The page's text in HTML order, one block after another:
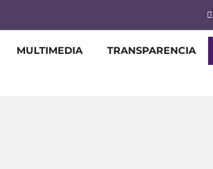
MULTIMEDIA TRANSPARENCIA